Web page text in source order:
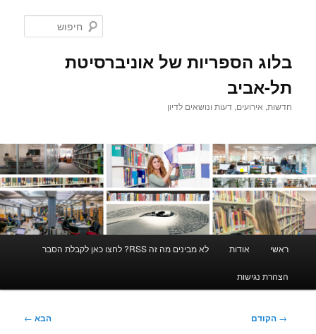
בלוג הספריות של אוניברסיטת
תל-אביב
חדשות, אירועים, דעות ונושאים לדיון
ראשי אודות לא מבינים מה זה RSS? לחצו כאן לקבלת הסבר
הצהרת נגישות
ניווט
→ הקודם הבא ←